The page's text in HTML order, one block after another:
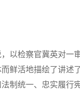
以检察官冀英对
鲜活地描绘了讲述
制统一、忠实履行